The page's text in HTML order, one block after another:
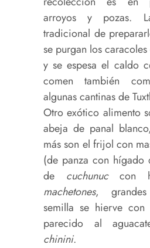
arroyos y pozas.
tradicional de
se purgan los
y se espesa el caldo
comen también
algunas cantinas de
Otro exótico alimento
abeja de panal
más son el frijol con
(de panza con
de cuchunuccon
machetones,
semilla se hierve
parecido al
chinini.